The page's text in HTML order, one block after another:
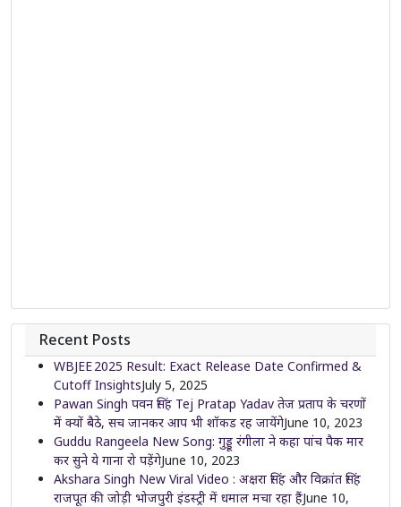
Recent Posts
WBJEE 2025 Result: Exact Release Date Confirmed &
Cutoff InsightsJuly 5, 2025
Pawan Singh पवन सिंह Tej Pratap Yadav तेज प्रताप के चरणों
में क्यों बैठे, सच जानकर आप भी शॉकड रह जायेंगेJune 10, 2023
Guddu Rangeela New Song: गुड्डू रंगीला ने कहा पांच पैक मार
कर सुने ये गाना रो पड़ेंगेJune 10, 2023
Akshara Singh New Viral Video : अक्षरा सिंह और विक्रांत सिंह
राजपूत की जोड़ी भोजपुरी इंडस्ट्री में धमाल मचा रहा हैंJune 10,